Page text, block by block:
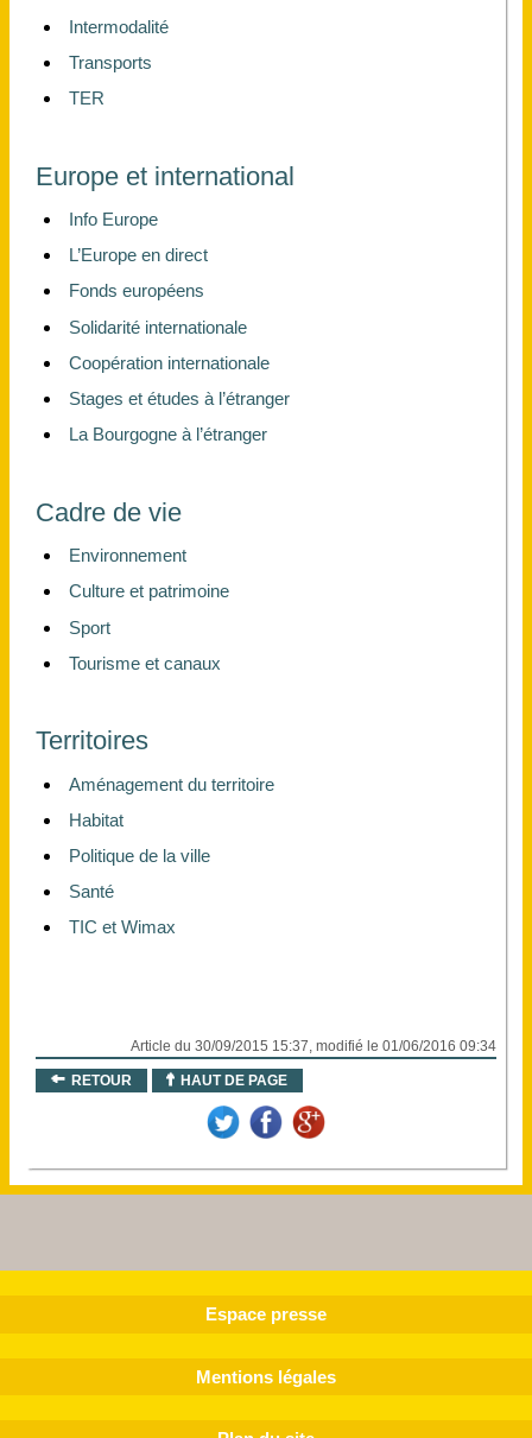
Intermodalité
Transports
TER
Europe et international
Info Europe
L’Europe en direct
Fonds européens
Solidarité internationale
Coopération internationale
Stages et études à l’étranger
La Bourgogne à l’étranger
Cadre de vie
Environnement
Culture et patrimoine
Sport
Tourisme et canaux
Territoires
Aménagement du territoire
Habitat
Politique de la ville
Santé
TIC et Wimax
Article du 30/09/2015 15:37, modifié le 01/06/2016 09:34
RETOUR HAUT DE PAGE
Espace presse
Mentions légales